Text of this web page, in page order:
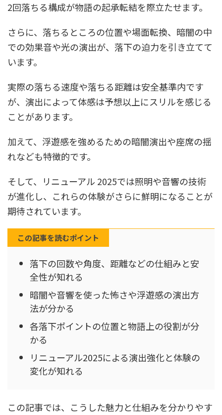
2回落ちる構成が物語の起承転結を際立たせます。
さらに、落ちるところの位置や場面転換、暗闇の中
での効果音や光の演出が、落下の迫力を引き立てて
います。
実際の落ちる速度や落ちる距離は安全基準内です
が、演出によって体感は予想以上にスリルを感じる
ことがあります。
加えて、浮遊感を強めるための暗闇演出や座席の揺
れなども特徴的です。
そして、リニューアル 2025では照明や音響の技術
が進化し、これらの体験がさらに鮮明になることが
期待されています。
この記事を読むポイント
落下の回数や角度、距離などの仕組みと安
全性が知れる
暗闇や音響を使った怖さや浮遊感の演出方
法が分かる
各落下ポイントの位置と物語上の役割が分
かる
リニューアル2025による演出強化と体験の
変化が知れる
この記事では、こうした魅力と仕組みを分かりやす